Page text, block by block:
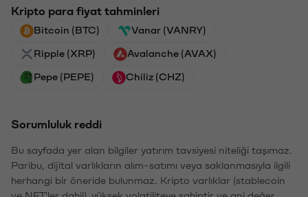
Kripto para fiyat tahminleri
Bitcoin (BTC) Vanar (VANRY)
Ripple (XRP) Avalanche (AVAX)
Pepe (PEPE) Chiliz (CHZ)
Sorumluluk reddi
Bu sayfada yer alan bilgiler yatırım tavsiyesi niteliği taşımaz.
Paribu, dijital varlıkların alım-satımı veya saklanmasıyla ilgili
herhangi bir öneride bulunmaz. Kripto varlıklar (stablecoin